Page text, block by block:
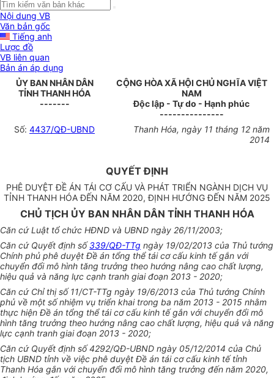
Nội dung VB
Văn bản gốc
Tiếng anh
Lược đồ
VB liên quan
Bản án áp dụng
ỦY BAN NHÂN DÂN
TỈNH THANH HÓA
-------
CỘNG HÒA XÃ HỘI CHỦ NGHĨA VIỆT
NAM
Độc lập - Tự do - Hạnh phúc
---------------
Số: 4437/QĐ-UBND
Thanh Hóa, ngày 11 tháng 12 năm
2014
QUYẾT ĐỊNH
PHÊ DUYỆT ĐỀ ÁN TÁI CƠ CẤU VÀ PHÁT TRIỂN NGÀNH DỊCH VỤ
TỈNH THANH HÓA ĐẾN NĂM 2020, ĐỊNH HƯỚNG ĐẾN NĂM 2025
CHỦ TỊCH ỦY BAN NHÂN DÂN TỈNH THANH HÓA
Căn cứ Luật tổ chức HĐND và UBND ngày 26/11/2003;
Căn cứ Quyết định số339/QĐ-TTg ngày 19/02/2013 của Thủ tướng
Chính phủ phê duyệt Đề án tổng thể tái cơ cấu kinh tế gắn với
chuyển đổi mô hình tăng trưởng theo hướng nâng cao chất lượng,
hiệu quả và năng lực cạnh tranh giai đoạn 2013 - 2020;
Căn cứ Chỉ thị số 11/CT-TTg ngày 19/6/2013 của Thủ tướng Chính
phủ về một số nhiệm vụ triển khai trong ba năm 2013 - 2015 nhằm
thực hiện Đề án tổng thể tái cơ cấu kinh tế gắn với chuyển đổi mô
hình tăng trưởng theo hướng nâng cao chất lượng, hiệu quả và năng
lực cạnh tranh giai đoạn 2013 - 2020;
Căn cứ Quyết định số 4292/QĐ-UBND ngày 05/12/2014 của Chủ
tịch UBND tỉnh về việc phê duyệt Đề án tái cơ cấu kinh tế tỉnh
Thanh Hóa gắn với chuyển đổi mô hình tăng trưởng đến năm 2020,